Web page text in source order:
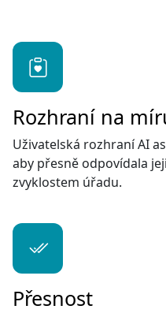
Rozhraní na
Uživatelská rozhraní AI
aby přesně odpovídala
zvyklostem úřadu.
Přesnost